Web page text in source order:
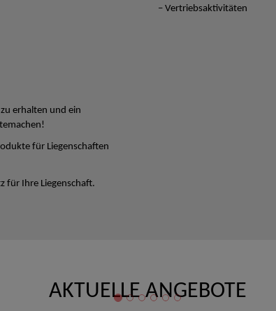
– Vertriebsaktivitäten
erhalten und ein
für Liegenschaften
für Ihre Liegenschaft.
AKTUELLE ANGEBOTE